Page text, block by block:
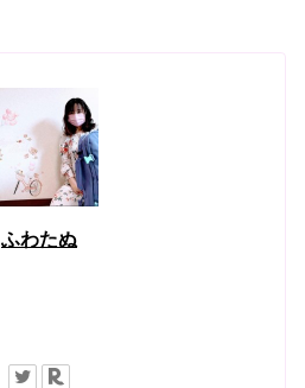
ふわたぬ